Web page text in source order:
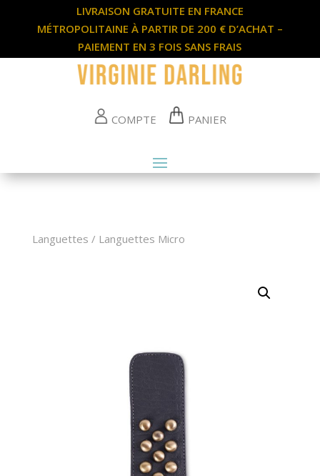
LIVRAISON GRATUITE EN FRANCE
MÉTROPOLITAINE À PARTIR DE 200 € D’ACHAT –
PAIEMENT EN 3 FOIS SANS FRAIS
COMPTE PANIER
Languettes / Languettes Micro